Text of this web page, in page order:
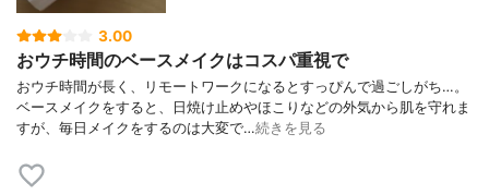
3.00
おウチ時間のベースメイクはコスパ重視で
おウチ時間が長く、リモートワークになるとすっぴんで過ごしがち…。
ベースメイクをすると、日焼け止めやほこりなどの外気から肌を守れま
すが、毎日メイクをするのは大変で…続きを見る